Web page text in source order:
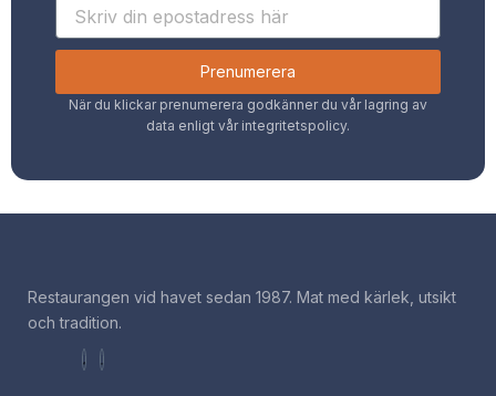
Prenumerera
När du klickar prenumerera godkänner du vår lagring av
data enligt vår integritetspolicy.
Restaurangen vid havet sedan 1987. Mat med kärlek, utsikt
och tradition.